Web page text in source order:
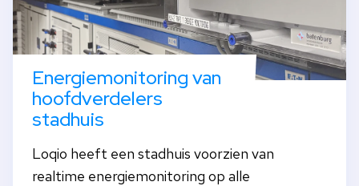
Energiemonitoring van
hoofdverdelers
stadhuis
Loqio heeft een stadhuis voorzien van
realtime energiemonitoring op alle